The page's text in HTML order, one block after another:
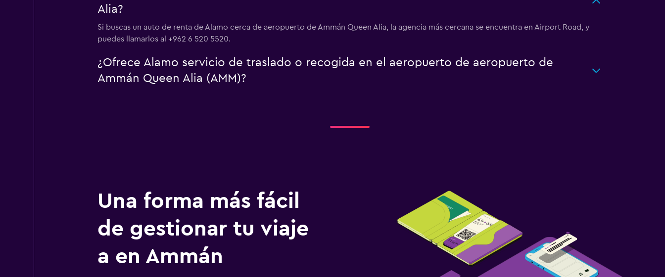
Alia?
Si buscas un auto de renta de Alamo cerca de aeropuerto de Ammán Queen Alia, la agencia más cercana se encuentra en Airport Road, y
puedes llamarlos al +962 6 520 5520.
¿Ofrece Alamo servicio de traslado o recogida en el aeropuerto de aeropuerto de
Ammán Queen Alia (AMM)?
Una forma más fácil
de gestionar tu viaje
a en Ammán